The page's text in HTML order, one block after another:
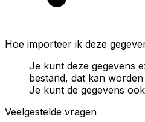
Hoe importeer ik deze
Je kunt deze gegevens
bestand, dat kan
Je kunt de gegevens
Veelgestelde vragen